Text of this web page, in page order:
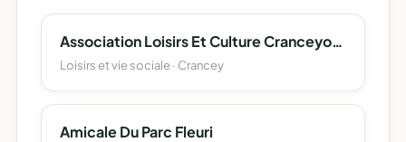
Association Loisirs Et Culture Cranceyonne
Loisirs et vie sociale · Crancey
Amicale Du Parc Fleuri